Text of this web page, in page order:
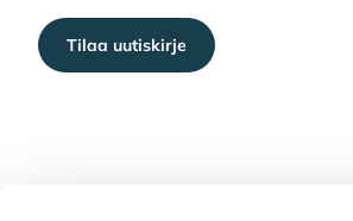
Tilaa uutiskirje